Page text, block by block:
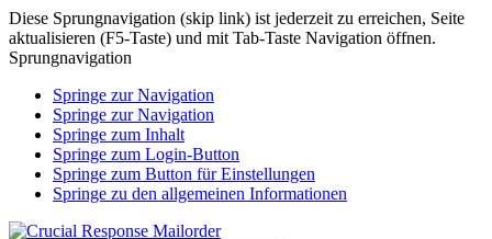
Diese Sprungnavigation (skip link) ist jederzeit zu erreichen, Seite
aktualisieren (F5-Taste) und mit Tab-Taste Navigation öffnen.
Sprungnavigation
Springe zur Navigation
Springe zur Navigation
Springe zum Inhalt
Springe zum Login-Button
Springe zum Button für Einstellungen
Springe zu den allgemeinen Informationen